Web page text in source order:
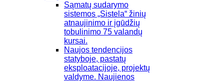
Sąmatų sudarymo
sistemos „Sistela“ žinių
atnaujinimo ir įgūdžių
tobulinimo 75 valandų
kursai.
Naujos tendencijos
statyboje, pastatų
eksploatacijoje, projektų
valdyme. Naujienos